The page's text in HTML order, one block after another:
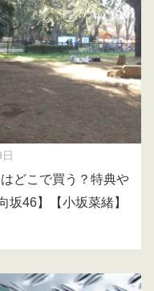
どこで買う？特典や
坂46】【小坂菜緒】